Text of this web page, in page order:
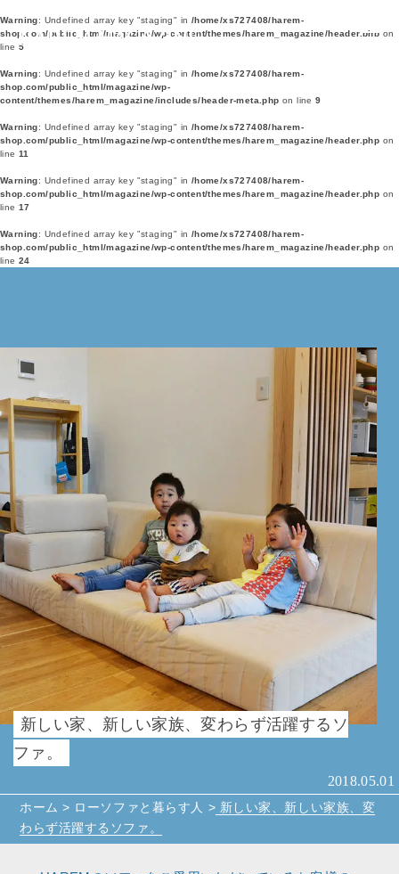
Warning: Undefined array key "staging" in /home/xs727408/harem-
shop.com/public_html/magazine/wp-content/themes/harem_magazine/header.php on
line 5
Warning: Undefined array key "staging" in /home/xs727408/harem-
shop.com/public_html/magazine/wp-
content/themes/harem_magazine/includes/header-meta.php on line9
Warning: Undefined array key "staging" in /home/xs727408/harem-
shop.com/public_html/magazine/wp-content/themes/harem_magazine/header.php on
line 11
Warning: Undefined array key "staging" in /home/xs727408/harem-
shop.com/public_html/magazine/wp-content/themes/harem_magazine/header.php on
line 17
Warning: Undefined array key "staging" in /home/xs727408/harem-
shop.com/public_html/magazine/wp-content/themes/harem_magazine/header.php on
line 24
新しい家、新しい家族、変わらず活躍するソ
ファ。
2018.05.01
ホーム > ローソファと暮らす人 > 新しい家、新しい家族、変
わらず活躍するソファ。